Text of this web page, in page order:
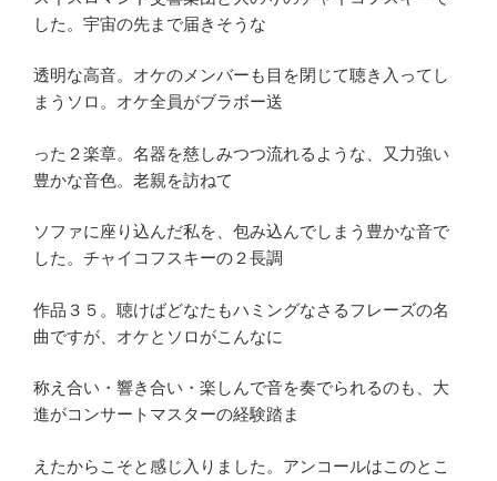
した。宇宙の先まで届きそうな
透明な高音。オケのメンバーも目を閉じて聴き入ってし
まうソロ。オケ全員がブラボー送
った２楽章。名器を慈しみつつ流れるような、又力強い
豊かな音色。老親を訪ねて
ソファに座り込んだ私を、包み込んでしまう豊かな音で
した。チャイコフスキーの２長調
作品３５。聴けばどなたもハミングなさるフレーズの名
曲ですが、オケとソロがこんなに
称え合い・響き合い・楽しんで音を奏でられるのも、大
進がコンサートマスターの経験踏ま
えたからこそと感じ入りました。アンコールはこのとこ